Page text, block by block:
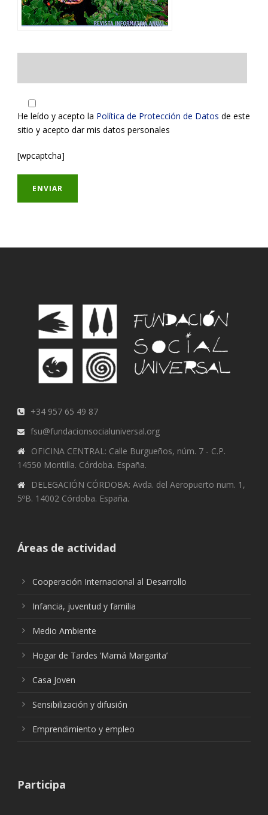
He leído y acepto la Política de Protección de Datos de este
sitio y acepto dar mis datos personales
[wpcaptcha]
+34 957 65 49 87
fsu@fundacionsocialuniversal.org
OFICINA CENTRAL: Calle Burgueños, núm. 7 - C.P.
14550 Montilla. Córdoba. España.
DELEGACIÓN CÓRDOBA: Avda. del Aeropuerto num. 1,
5ºB. 14002 Córdoba. España.
Áreas de actividad
Cooperación Internacional al Desarrollo
Infancia, juventud y familia
Medio Ambiente
Hogar de Tardes ‘Mamá Margarita’
Casa Joven
Sensibilización y difusión
Emprendimiento y empleo
Participa